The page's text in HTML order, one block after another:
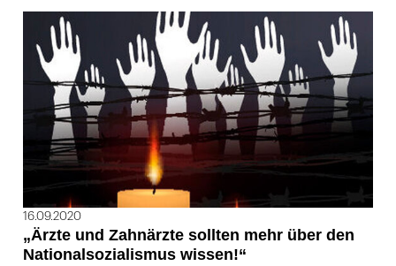
16.09.2020
„Ärzte und Zahnärzte sollten mehr über den
Nationalsozialismus wissen!“